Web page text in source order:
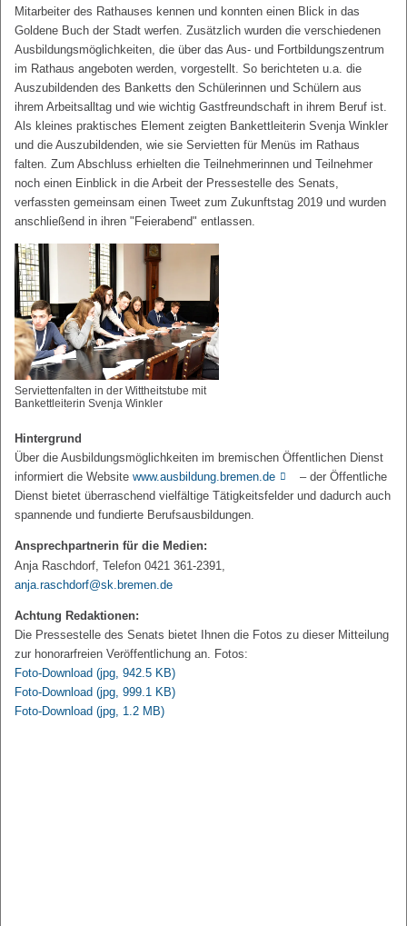
Mitarbeiter des Rathauses kennen und konnten einen Blick in das
Goldene Buch der Stadt werfen. Zusätzlich wurden die verschiedenen
Ausbildungsmöglichkeiten, die über das Aus- und Fortbildungszentrum
im Rathaus angeboten werden, vorgestellt. So berichteten u.a. die
Auszubildenden des Banketts den Schülerinnen und Schülern aus
ihrem Arbeitsalltag und wie wichtig Gastfreundschaft in ihrem Beruf ist.
Als kleines praktisches Element zeigten Bankettleiterin Svenja Winkler
und die Auszubildenden, wie sie Servietten für Menüs im Rathaus
falten. Zum Abschluss erhielten die Teilnehmerinnen und Teilnehmer
noch einen Einblick in die Arbeit der Pressestelle des Senats,
verfassten gemeinsam einen Tweet zum Zukunftstag 2019 und wurden
anschließend in ihren "Feierabend" entlassen.
Serviettenfalten in der Wittheitstube mit
Bankettleiterin Svenja Winkler
Hintergrund
Über die Ausbildungsmöglichkeiten im bremischen Öffentlichen Dienst
informiert die Website www.ausbildung.bremen.de
– der Öffentliche
Dienst bietet überraschend vielfältige Tätigkeitsfelder und dadurch auch
spannende und fundierte Berufsausbildungen.
Ansprechpartnerin für die Medien:
Anja Raschdorf, Telefon 0421 361-2391,
anja.raschdorf@sk.bremen.de
Achtung Redaktionen:
Die Pressestelle des Senats bietet Ihnen die Fotos zu dieser Mitteilung
zur honorarfreien Veröffentlichung an. Fotos:
Foto-Download (jpg, 942.5 KB)
Foto-Download (jpg, 999.1 KB)
Foto-Download (jpg, 1.2 MB)